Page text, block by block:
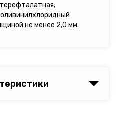
не менее 2,0 мм.